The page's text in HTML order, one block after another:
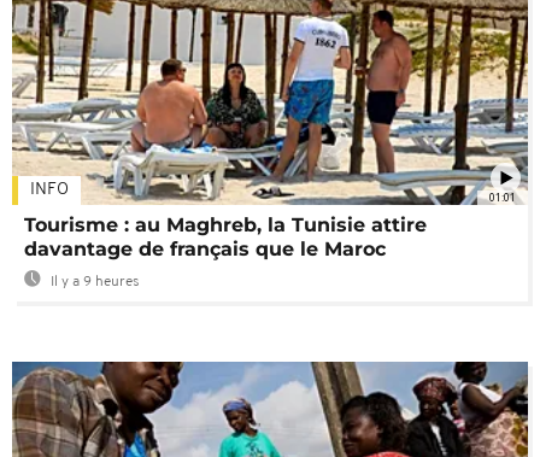
01:01
INFO
Tourisme : au Maghreb, la Tunisie attire
davantage de français que le Maroc
Il y a 9 heures